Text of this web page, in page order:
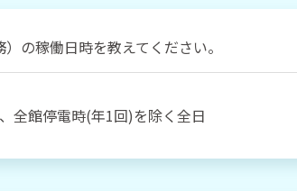
の稼働日時を教えてください。
館停電時(年1回)を除く全日